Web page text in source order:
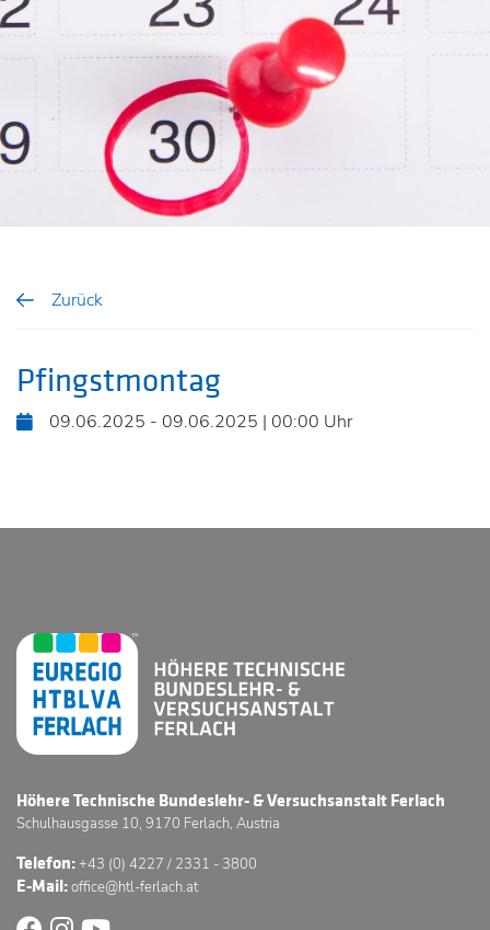
Zurück
Pfingstmontag
09.06.2025 - 09.06.2025 | 00:00 Uhr
Höhere Technische Bundeslehr- & Versuchsanstalt Ferlach
Schulhausgasse 10, 9170 Ferlach, Austria
Telefon:+43 (0) 4227 / 2331 - 3800
E-Mail:office@htl-ferlach.at